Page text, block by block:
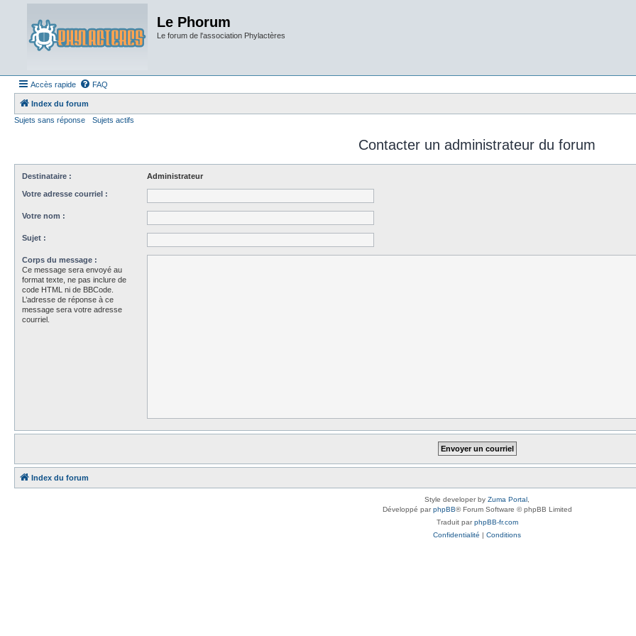
Le Phorum
Le forum de l'association Phylactères
Accès rapide FAQ
Index du forum
Sujets sans réponse
Sujets actifs
Contacter un administrateur du forum
Destinataire : Administrateur
Votre adresse courriel :
Votre nom :
Sujet :
Corps du message :
Ce message sera envoyé au
format texte, ne pas inclure de
code HTML ni de BBCode.
L’adresse de réponse à ce
message sera votre adresse
courriel.
Index du forum
Style developer by Zuma Portal
Développé parphpBB® Forum Software © phpBB Limited
Traduit parphpBB-fr.com
Confidentialité | Conditions